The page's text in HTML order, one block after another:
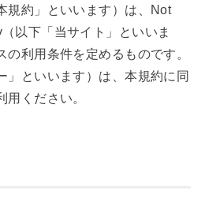
規約」といいます）は、Not
以下「当サイト」といいま
利用条件を定めるものです。
」といいます）は、本規約に同
ください。